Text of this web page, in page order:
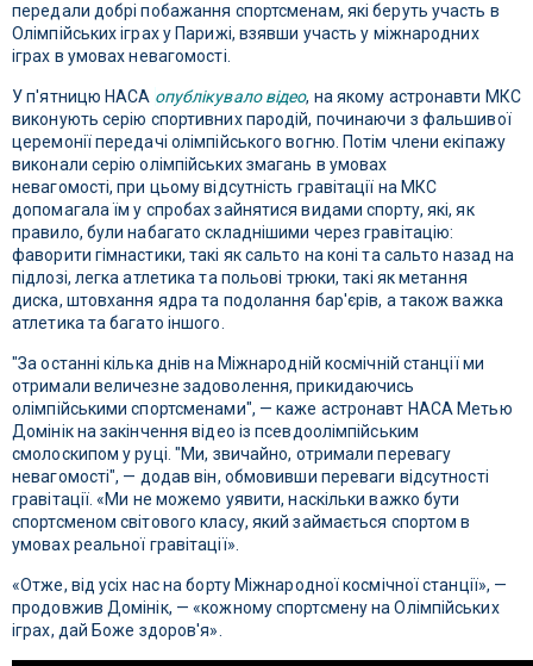
передали добрі побажання спортсменам, які беруть участь в
Олімпійських іграх у Парижі, взявши участь у міжнародних
іграх в умовах невагомості.
У п'ятницю НАСА опублікувало відео, на якому астронавти МКС
виконують серію спортивних пародій, починаючи з фальшивої
церемонії передачі олімпійського вогню. Потім члени екіпажу
виконали серію олімпійських змагань в умовах
невагомості, при цьому відсутність гравітації на МКС
допомагала їм у спробах зайнятися видами спорту, які, як
правило, були набагато складнішими через гравітацію:
фаворити гімнастики, такі як сальто на коні та сальто назад на
підлозі, легка атлетика та польові трюки, такі як метання
диска, штовхання ядра та подолання бар'єрів, а також важка
атлетика та багато іншого.
"За останні кілька днів на Міжнародній космічній станції ми
отримали величезне задоволення, прикидаючись
олімпійськими спортсменами", — каже астронавт НАСА Метью
Домінік на закінчення відео із псевдоолімпійським
смолоскипом у руці. "Ми, звичайно, отримали перевагу
невагомості", — додав він, обмовивши переваги відсутності
гравітації. «Ми не можемо уявити, наскільки важко бути
спортсменом світового класу, який займається спортом в
умовах реальної гравітації».
«Отже, від усіх нас на борту Міжнародної космічної станції», —
продовжив Домінік, — «кожному спортсмену на Олімпійських
іграх, дай Боже здоров'я».